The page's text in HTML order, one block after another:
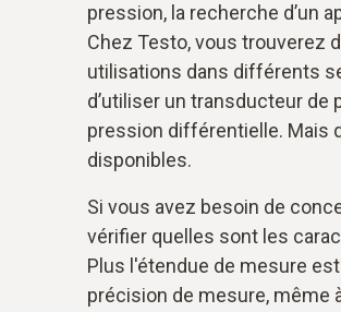
pression, la recherche d’un
Chez Testo, vous trouverez
utilisations dans différents
d’utiliser un transducteur
pression différentielle. Mais
disponibles.
Si vous avez besoin de
vérifier quelles sont les
Plus l'étendue de mesure
précision de mesure, même